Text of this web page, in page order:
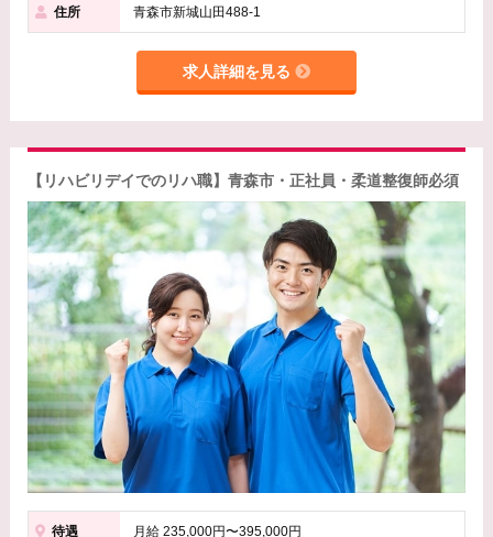
住所 青森市新城山田488-1
求人詳細を見る
【リハビリデイでのリハ職】青森市・正社員・柔道整復師必須
待遇 月給 235,000円〜395,000円